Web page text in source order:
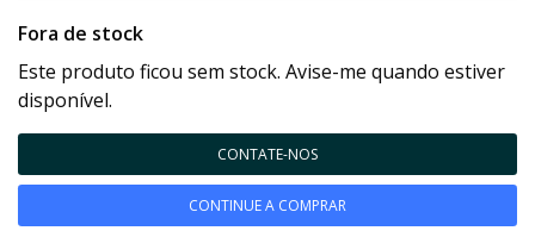
Fora de stock
Este produto ficou sem stock. Avise-me quando estiver
disponível.
CONTATE-NOS
CONTINUE A COMPRAR